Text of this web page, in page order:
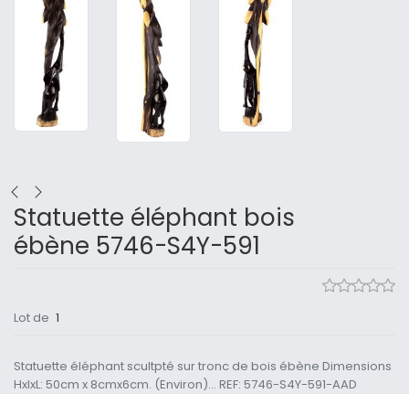
Statuette éléphant bois
ébène 5746-S4Y-591
Lot de 1
Statuette éléphant scultpté sur tronc de bois ébène Dimensions
HxlxL: 50cm x 8cmx6cm. (Environ)... REF: 5746-S4Y-591-AAD